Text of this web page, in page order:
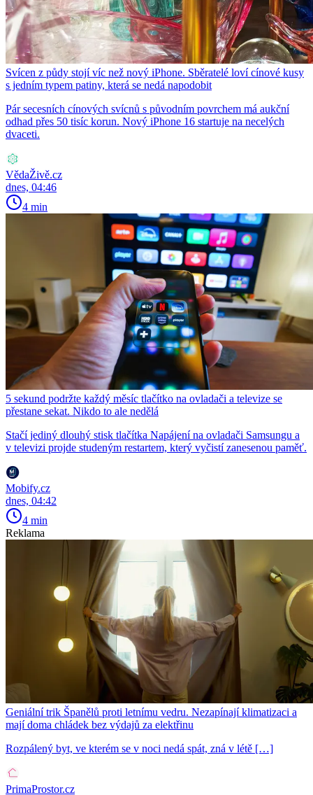
Svícen z půdy stojí víc než nový iPhone. Sběratelé loví cínové kusy
s jedním typem patiny, která se nedá napodobit
Pár secesních cínových svícnů s původním povrchem má aukční
odhad přes 50 tisíc korun. Nový iPhone 16 startuje na necelých
dvaceti.
VědaŽivě.cz
dnes, 04:46
4 min
5 sekund podržte každý měsíc tlačítko na ovladači a televize se
přestane sekat. Nikdo to ale nedělá
Stačí jediný dlouhý stisk tlačítka Napájení na ovladači Samsungu a
v televizi projde studeným restartem, který vyčistí zanesenou paměť.
Mobify.cz
dnes, 04:42
4 min
Reklama
Geniální trik Španělů proti letnímu vedru. Nezapínají klimatizaci a
mají doma chládek bez výdajů za elektřinu
Rozpálený byt, ve kterém se v noci nedá spát, zná v létě […]
PrimaProstor.cz